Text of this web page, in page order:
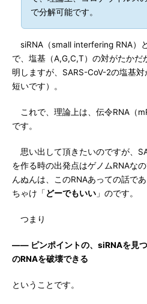
で分解可能です。
siRNA（small interfering RNA）
で、塩基（A,G,C,T）の対がたかだ
明しますが、SARS-CoV-2の塩基
短いです）。
これで、理論上は、伝令RNA（
です。
思い出して頂きたいのですが、
を作る時の出発点はゲノムRNAな
んぬんは、このRNAあっての話で
ちゃけ「 どーでもいい 」のです。
つまり
―― ピンポイントの、siRNAを見
のRNAを破壊できる
ということです。